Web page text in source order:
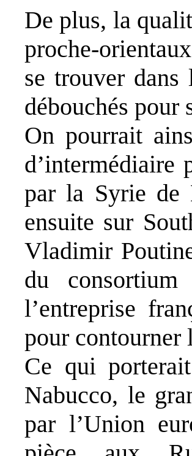
De plus, la
proche-
se trouver dans
débouchés pour
On pourrait
d’intermédiaire
par la Syrie de
ensuite sur
Vladimir
du
l’entreprise
pour contourner
Ce qui
Nabucco, le
par l’Union